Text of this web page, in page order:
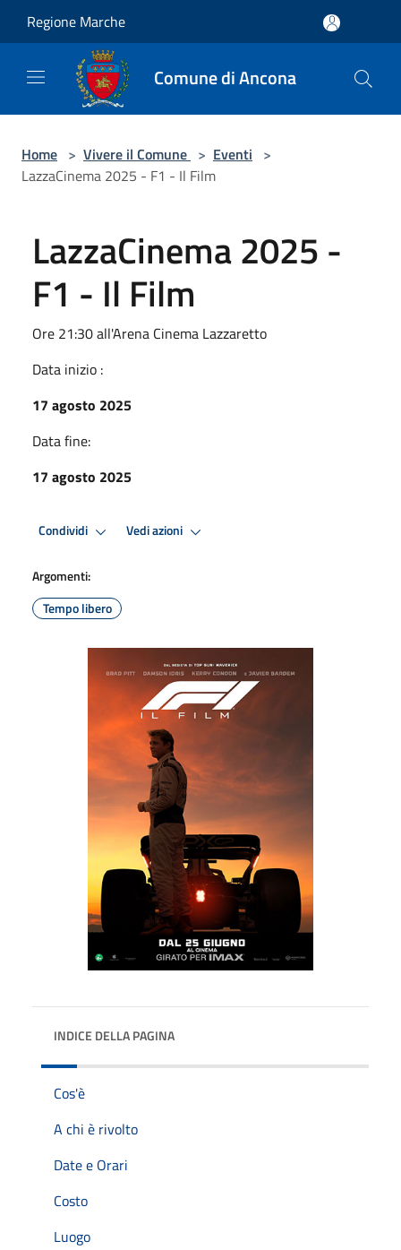
Regione Marche
Comune di Ancona
Home > Vivere il Comune > Eventi >
LazzaCinema 2025 - F1 - Il Film
LazzaCinema 2025 -
F1 - Il Film
Ore 21:30 all'Arena Cinema Lazzaretto
Data inizio :
17 agosto 2025
Data fine:
17 agosto 2025
Condividi Vedi azioni
Argomenti:
Tempo libero
INDICE DELLA PAGINA
Cos'è
A chi è rivolto
Date e Orari
Costo
Luogo